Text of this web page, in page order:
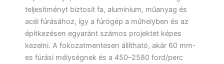
teljesítményt biztosít fa, alumínium, műanyag és
acél fúrásához, így a fúrógép a műhelyben és az
építkezésen egyaránt számos projektet képes
kezelni. A fokozatmentesen állítható, akár 60 mm-
es fúrási mélységnek és a 450–2580 ford/perc